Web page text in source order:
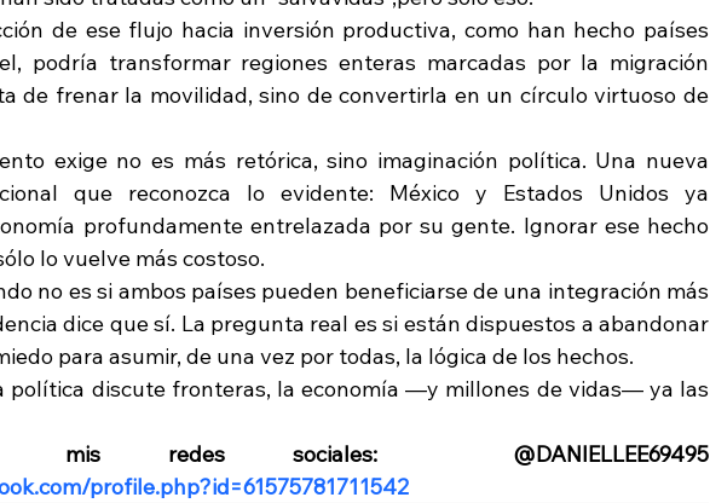
de ese flujo hacia inversión productiva, como han hecho países
podría transformar regiones enteras marcadas por la migración
de frenar la movilidad, sino de convertirla en un círculo virtuoso de
exige no es más retórica, sino imaginación política. Una nueva
que reconozca lo evidente: México y Estados Unidos ya
profundamente entrelazada por su gente. Ignorar ese hecho
lo vuelve más costoso.
no es si ambos países pueden beneficiarse de una integración más
dice que sí. La pregunta real es si están dispuestos a abandonar
para asumir, de una vez por todas, la lógica de los hechos.
política discute fronteras, la economía —y millones de vidas— ya las
profile.php?id=61575781711542